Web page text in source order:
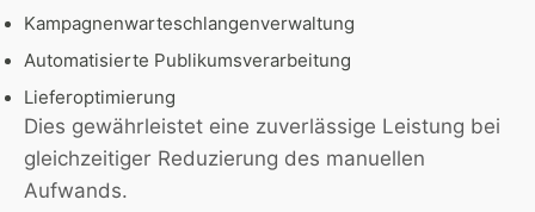
Kampagnenwarteschlangenverwaltung
Automatisierte Publikumsverarbeitung
Lieferoptimierung
Dies gewährleistet eine zuverlässige Leistung bei
gleichzeitiger Reduzierung des manuellen
Aufwands.